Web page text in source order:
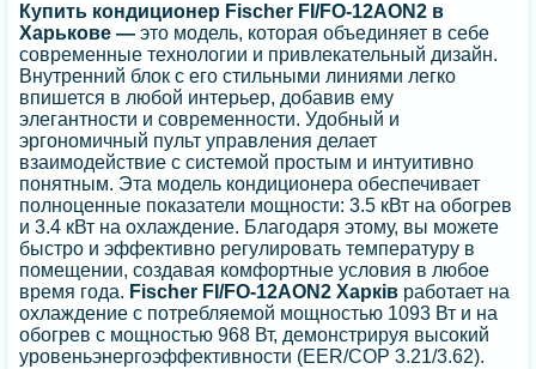
Купить кондиционер Fischer FI/FO-12AON2 в
Харькове —это модель, которая объединяет в себе
современные технологии и привлекательный дизайн.
Внутренний блок с его стильными линиями легко
впишется в любой интерьер, добавив ему
элегантности и современности. Удобный и
эргономичный пульт управления делает
взаимодействие с системой простым и интуитивно
понятным. Эта модель кондиционера обеспечивает
полноценные показатели мощности: 3.5 кВт на обогрев
и 3.4 кВт на охлаждение. Благодаря этому, вы можете
быстро и эффективно регулировать температуру в
помещении, создавая комфортные условия в любое
время года. Fischer FI/FO-12AON2 Харків работает на
охлаждение с потребляемой мощностью 1093 Вт и на
обогрев с мощностью 968 Вт, демонстрируя высокий
уровеньэнергоэффективности (EER/COP 3.21/3.62).